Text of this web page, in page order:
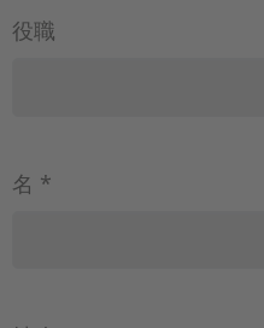
役職
名 *